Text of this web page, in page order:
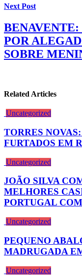
Next Post
BENAVENTE:
POR
SOBRE
Related Articles
Uncategorized
TORRES
FURTADOS EM
Uncategorized
JOÃO SILVA
MELHORES
PORTUGAL
Uncategorized
PEQUENO
MADRUGADA
Uncategorized